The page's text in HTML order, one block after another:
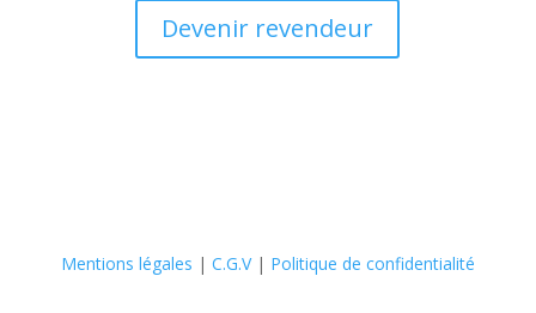
Devenir revendeur
Mentions légales | C.G.V| Politique de confidentialité